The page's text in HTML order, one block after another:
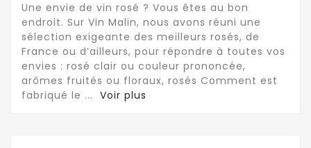
Une envie de vin rosé ? Vous êtes au bon
endroit. Sur Vin Malin, nous avons réuni une
sélection exigeante des meilleurs rosés, de
France ou d’ailleurs, pour répondre à toutes vos
envies : rosé clair ou couleur prononcée,
arômes fruités ou floraux, rosés Comment est
fabriqué le ... Voir plus